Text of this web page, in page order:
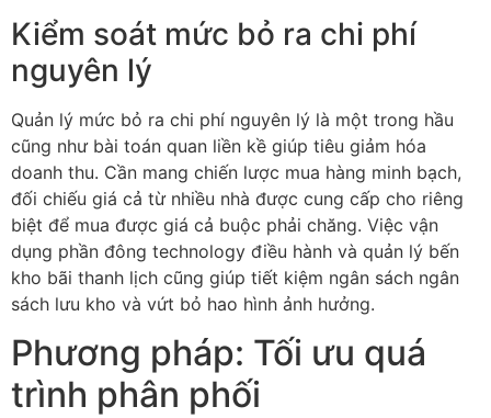
Kiểm soát mức bỏ ra chi phí
nguyên lý
Quản lý mức bỏ ra chi phí nguyên lý là một trong hầu
cũng như bài toán quan liền kề giúp tiêu giảm hóa
doanh thu. Cần mang chiến lược mua hàng minh bạch,
đối chiếu giá cả từ nhiều nhà được cung cấp cho riêng
biệt để mua được giá cả buộc phải chăng. Việc vận
dụng phần đông technology điều hành và quản lý bến
kho bãi thanh lịch cũng giúp tiết kiệm ngân sách ngân
sách lưu kho và vứt bỏ hao hình ảnh hưởng.
Phương pháp: Tối ưu quá
trình phân phối